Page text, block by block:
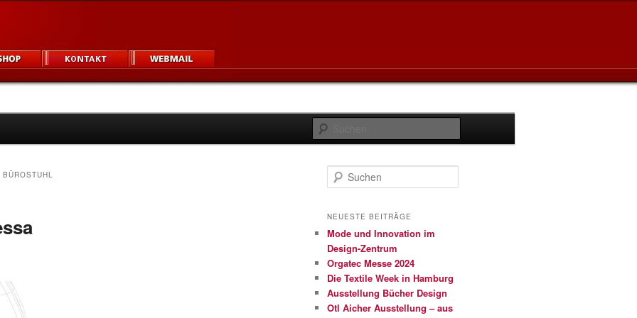
u
h
n
NEUESTE BEITRÄGE
Mode und Innovation im
Design-Zentrum
Orgatec Messe 2024
Die Textile Week in Hamburg
Ausstellung Bücher Design
Otl Aicher Ausstellung – aus